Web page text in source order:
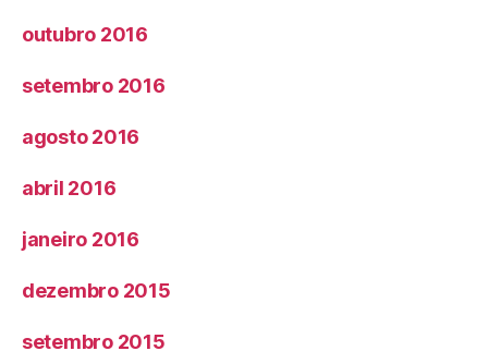
outubro 2016
setembro 2016
agosto 2016
abril 2016
janeiro 2016
dezembro 2015
setembro 2015